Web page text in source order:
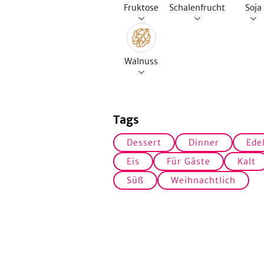
Fruktose Schalenfrucht Soja
Walnuss
Tags
Dessert Dinner
Eis
Für Gäste
Kalt
Süß
Weihnachtlich